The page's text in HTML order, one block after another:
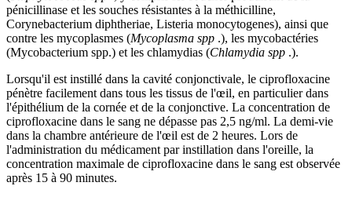
pénicillinase et les souches résistantes à la méthicilline,
Corynebacterium diphtheriae, Listeria monocytogenes), ainsi que
contre les mycoplasmes (Mycoplasma spp .), les mycobactéries
(Mycobacterium spp.) et les chlamydias (Chlamydia spp .).
Lorsqu'il est instillé dans la cavité conjonctivale, le ciprofloxacine
pénètre facilement dans tous les tissus de l'œil, en particulier dans
l'épithélium de la cornée et de la conjonctive. La concentration de
ciprofloxacine dans le sang ne dépasse pas 2,5 ng/ml. La demi-vie
dans la chambre antérieure de l'œil est de 2 heures. Lors de
l'administration du médicament par instillation dans l'oreille, la
concentration maximale de ciprofloxacine dans le sang est observée
après 15 à 90 minutes.